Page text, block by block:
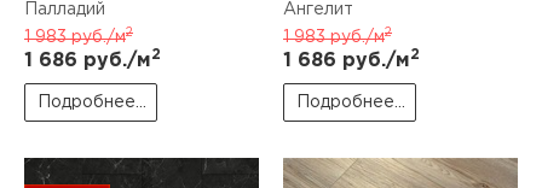
Палладий
1 983руб./м2
1 686 руб./м2
Подробнее...
Ангелит
1 983руб./м2
1 686 руб./м2
Подробнее...